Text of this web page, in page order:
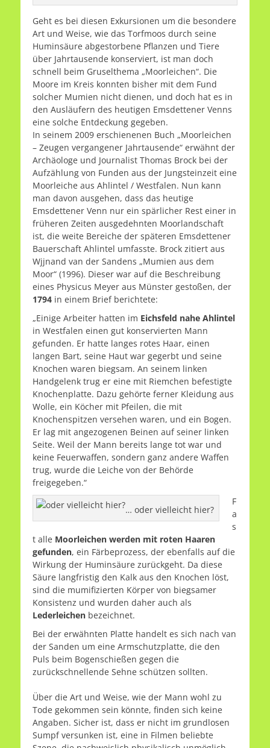
Geht es bei diesen Exkursionen um die besondere
Art und Weise, wie das Torfmoos durch seine
Huminsäure abgestorbene Pflanzen und Tiere
über Jahrtausende konserviert, ist man doch
schnell beim Gruselthema „Moorleichen“. Die
Moore im Kreis konnten bisher mit dem Fund
solcher Mumien nicht dienen, und doch hat es in
den Ausläufern des heutigen Emsdettener Venns
eine solche Entdeckung gegeben.
In seinem 2009 erschienenen Buch „Moorleichen
– Zeugen vergangener Jahrtausende“ erwähnt der
Archäologe und Journalist Thomas Brock bei der
Aufzählung von Funden aus der Jungsteinzeit eine
Moorleiche aus Ahlintel / Westfalen. Nun kann
man davon ausgehen, dass das heutige
Emsdettener Venn nur ein spärlicher Rest einer in
früheren Zeiten ausgedehnten Moorlandschaft
ist, die weite Bereiche der späteren Emsdettener
Bauerschaft Ahlintel umfasste. Brock zitiert aus
Wjjnand van der Sandens „Mumien aus dem
Moor“ (1996). Dieser war auf die Beschreibung
eines Physicus Meyer aus Münster gestoßen, der
1794 in einem Brief berichtete:
„Einige Arbeiter hatten im Eichsfeld nahe Ahlintel
in Westfalen einen gut konservierten Mann
gefunden. Er hatte langes rotes Haar, einen
langen Bart, seine Haut war gegerbt und seine
Knochen waren biegsam. An seinem linken
Handgelenk trug er eine mit Riemchen befestigte
Knochenplatte. Dazu gehörte ferner Kleidung aus
Wolle, ein Köcher mit Pfeilen, die mit
Knochenspitzen versehen waren, und ein Bogen.
Er lag mit angezogenen Beinen auf seiner linken
Seite. Weil der Mann bereits lange tot war und
keine Feuerwaffen, sondern ganz andere Waffen
trug, wurde die Leiche von der Behörde
freigegeben.“
… oder vielleicht hier?
F
a
s
t alle Moorleichen werden mit roten Haaren
gefunden, ein Färbeprozess, der ebenfalls auf die
Wirkung der Huminsäure zurückgeht. Da diese
Säure langfristig den Kalk aus den Knochen löst,
sind die mumifizierten Körper von biegsamer
Konsistenz und wurden daher auch als
Lederleichen bezeichnet.
Bei der erwähnten Platte handelt es sich nach van
der Sanden um eine Armschutzplatte, die den
Puls beim Bogenschießen gegen die
zurückschnellende Sehne schützen sollten.
Über die Art und Weise, wie der Mann wohl zu
Tode gekommen sein könnte, finden sich keine
Angaben. Sicher ist, dass er nicht im grundlosen
Sumpf versunken ist, eine in Filmen beliebte